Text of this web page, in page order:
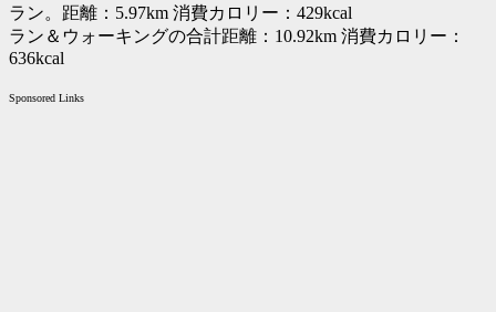
ラン。距離：5.97km 消費カロリー：429kcal
ラン＆ウォーキングの合計距離：10.92km 消費カロリー：
636kcal
Sponsored Links